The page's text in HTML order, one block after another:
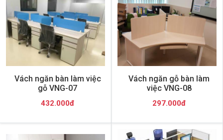
Vách ngăn bàn làm việc
gỗ VNG-07
432.000đ
Vách ngăn gỗ bàn làm
việc VNG-08
297.000đ